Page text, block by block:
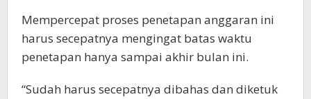
Mempercepat proses penetapan anggaran ini
harus secepatnya mengingat batas waktu
penetapan hanya sampai akhir bulan ini.
“Sudah harus secepatnya dibahas dan diketuk